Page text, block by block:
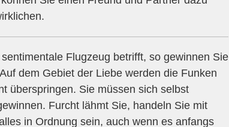
Flugzeug betrifft, so gewinnen Sie
dem Gebiet der Liebe werden die Funken
überspringen. Sie müssen sich selbst
Furcht lähmt Sie, handeln Sie mit
in Ordnung sein, auch wenn es anfangs